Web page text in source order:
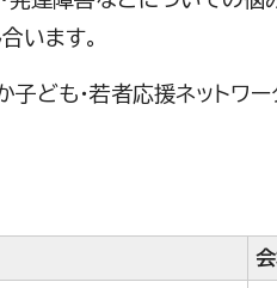
います。
子ども・若者応援ネットワー